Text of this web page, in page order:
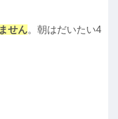
せん。朝はだいたい4